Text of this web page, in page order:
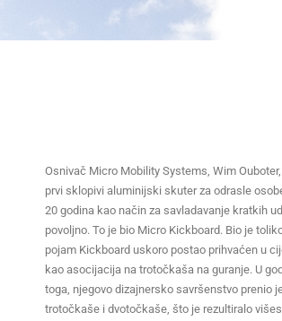
Osnivač Micro Mobility Systems, Wim
prvi sklopivi aluminijski skuter za odrasle
20 godina kao način za savladavanje kratkih
povoljno. To je bio Micro Kickboard. Bio je
pojam Kickboard uskoro postao prihvaćen u
kao asocijacija na trotočkaša na guranje. U
toga, njegovo dizajnersko savršenstvo prenio
trotočkaše i dvotočkaše, što je rezultiralo